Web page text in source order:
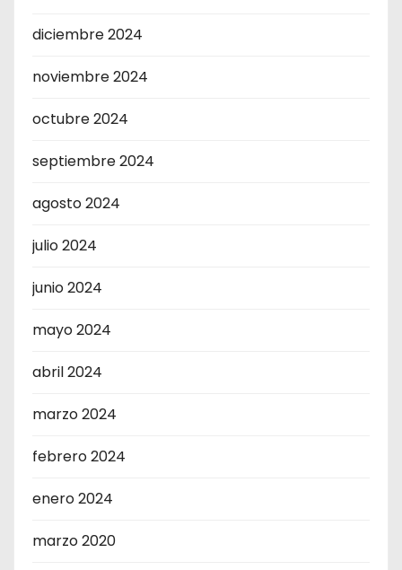
diciembre 2024
noviembre 2024
octubre 2024
septiembre 2024
agosto 2024
julio 2024
junio 2024
mayo 2024
abril 2024
marzo 2024
febrero 2024
enero 2024
marzo 2020